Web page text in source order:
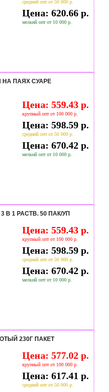
средний опт от 50 000 р.
Цена: 620.66 р.
мелкий опт от 10 000 р.
ПАЯХ СУАРЕ
Цена: 559.43 р.
крупный опт от 100 000 р.
Цена: 598.59 р.
средний опт от 50 000 р.
Цена: 670.42 р.
мелкий опт от 10 000 р.
В 1 РАСТВ. 50 ПАК/УП
Цена: 559.43 р.
крупный опт от 100 000 р.
Цена: 598.59 р.
средний опт от 50 000 р.
Цена: 670.42 р.
мелкий опт от 10 000 р.
230Г ПАКЕТ
Цена: 577.02 р.
крупный опт от 100 000 р.
Цена: 617.41 р.
средний опт от 50 000 р.